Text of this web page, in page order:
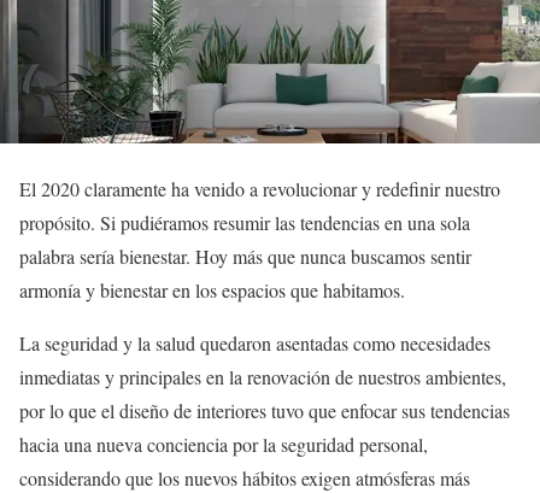
El 2020 claramente ha venido a revolucionar y redefinir nuestro
propósito. Si pudiéramos resumir las tendencias en una sola
palabra sería bienestar. Hoy más que nunca buscamos sentir
armonía y bienestar en los espacios que habitamos.
La seguridad y la salud quedaron asentadas como necesidades
inmediatas y principales en la renovación de nuestros ambientes,
por lo que el diseño de interiores tuvo que enfocar sus tendencias
hacia una nueva conciencia por la seguridad personal,
considerando que los nuevos hábitos exigen atmósferas más